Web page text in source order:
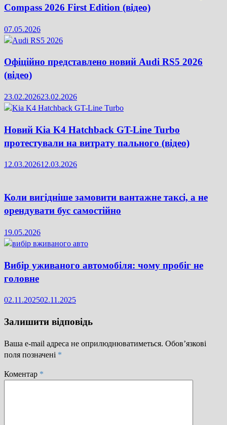
Compass 2026 First Edition (відео)
07.05.2026
Офіційно представлено новий Audi RS5 2026
(відео)
23.02.202623.02.2026
Новий Kia K4 Hatchback GT-Line Turbo
протестували на витрату пального (відео)
12.03.202612.03.2026
Коли вигідніше замовити вантажне таксі, а не
орендувати бус самостійно
19.05.2026
Вибір уживаного автомобіля: чому пробіг не
головне
02.11.202502.11.2025
Залишити відповідь
Ваша e-mail адреса не оприлюднюватиметься. Обов’язкові
поля позначені *
Коментар *